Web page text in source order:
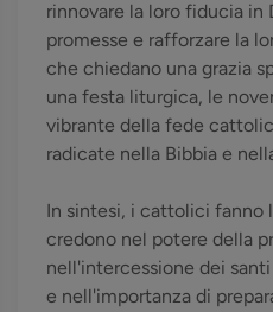
rinnovare la loro fiducia in
promesse e rafforzare la
che chiedano una grazia
una festa liturgica, le
vibrante della fede
radicate nella Bibbia e
In sintesi, i cattolici fanno
credono nel potere della
nell'intercessione dei
e nell'importanza di